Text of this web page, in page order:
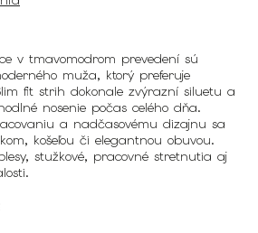
v tmavomodrom prevedení sú
muža, ktorý preferuje
fit strih dokonale zvýrazní siluetu a
nosenie počas celého dňa.
a nadčasovému dizajnu sa
košeľou či elegantnou obuvou.
stužkové, pracovné stretnutia aj